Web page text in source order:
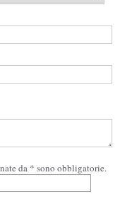
da * sono obbligatorie.